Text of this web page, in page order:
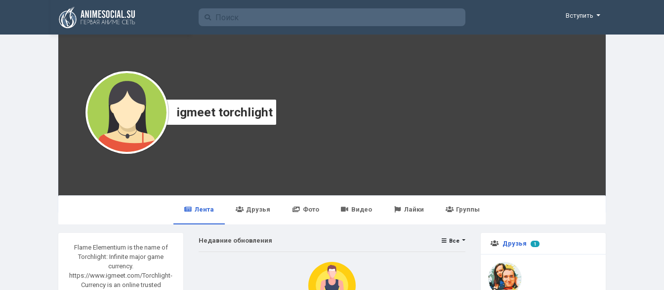
Funding
Вступить
igmeet torchlight
Лента Друзья Фото Видео Лайки Группы
Flame Elementium is the name of
Torchlight: Infinite major game
currency.
https://www.igmeet.com/Torchlight-
Currency is an online trusted
Друзья 1
Недавние обновления Все